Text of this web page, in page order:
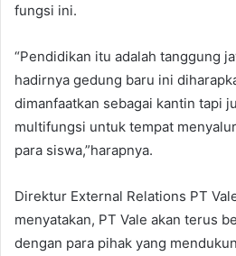
fungsi ini.
“Pendidikan itu adalah tanggung
hadirnya gedung baru ini
dimanfaatkan sebagai kantin tapi
multifungsi untuk tempat
para siswa,”harapnya.
Direktur External Relations PT
menyatakan, PT Vale akan terus
dengan para pihak yang